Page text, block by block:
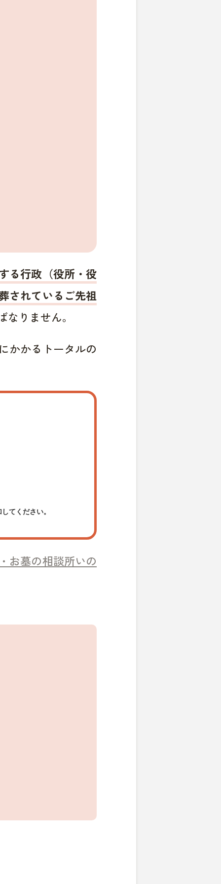
る行政（役所・役
されているご先祖
りません。
かかるトータルの
てください。
お墓の相談所いの